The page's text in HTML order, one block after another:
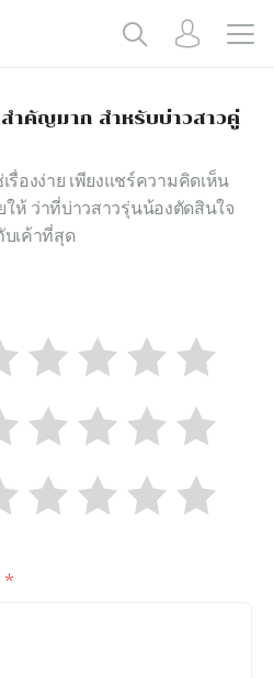
คัญมาก สำหรับบ่าวสาวคู่
รื่องง่าย เพียงแชร์ความคิดเห็น
ให้ ว่าที่บ่าวสาวรุ่นน้องตัดสินใจ
บเค้าที่สุด
*